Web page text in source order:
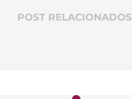
POST RELACIONADOS